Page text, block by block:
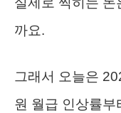
까요.
그래서 오늘은
원 월급 인상률